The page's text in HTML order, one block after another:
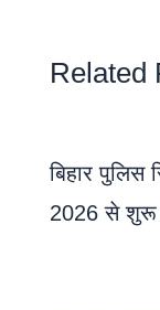
Related
बिहार पुलिस
2026 से शुरू